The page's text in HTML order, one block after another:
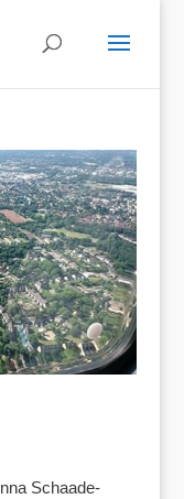
Schaade-